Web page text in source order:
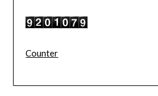
Counter